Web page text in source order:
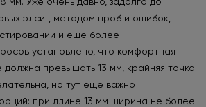
мм. Уже очень давно, задолго до
элсиг, методом проб и ошибок,
и еще более
установлено, что комфортная
должна превышать 13 мм, крайняя точка
но тут еще важно
при длине 13 мм ширина не более